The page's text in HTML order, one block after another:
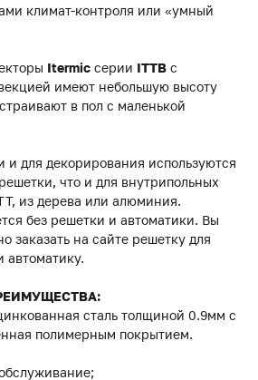
климат-контроля или «умный
Itermic серии ITTB с
имеют небольшую высоту
в пол с маленькой
и для декорирования используются
что и для внутрипольных
из дерева или алюминия.
без решетки и автоматики. Вы
заказать на сайте решетку для
автоматику.
сталь толщиной 0.9мм с
полимерным покрытием.